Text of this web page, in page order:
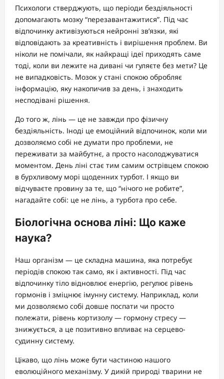
Психологи стверджують, що періоди бездіяльності
допомагають мозку “перезавантажитися”. Під час
відпочинку активізуються нейронні зв’язки, які
відповідають за креативність і вирішення проблем. Ви
ніколи не помічали, як найкращі ідеї приходять саме
тоді, коли ви лежите на дивані чи гуляєте без мети? Це
не випадковість. Мозок у стані спокою обробляє
інформацію, яку накопичив за день, і знаходить
несподівані рішення.
До того ж, лінь — це не завжди про фізичну
бездіяльність. Іноді це емоційний відпочинок, коли ми
дозволяємо собі не думати про проблеми, не
переживати за майбутнє, а просто насолоджуватися
моментом. День ліні стає тим самим острівцем спокою
в бурхливому морі щоденних турбот. І якщо ви
відчуваєте провину за те, що “нічого не робите”,
нагадайте собі: це не лінь, а турбота про себе.
Біологічна основа ліні: Що каже
наука?
Наш організм — це складна машина, яка потребує
періодів спокою так само, як і активності. Під час
відпочинку тіло відновлює енергію, регулює рівень
гормонів і зміцнює імунну систему. Наприклад, коли
ми дозволяємо собі довше поспати чи просто
полежати, рівень кортизолу — гормону стресу —
знижується, а це позитивно впливає на серцево-
судинну систему.
Цікаво, що лінь може бути частиною нашого
еволюційного механізму. У дикій природі тварини не